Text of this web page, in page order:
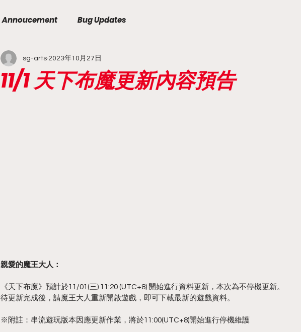
Annoucement Bug Updates
11/1 天下布魔更新內容預告
sg-arts 2023年10月27日
親愛的魔王大人：
《天下布魔》預計於11/01(三) 11:20 (UTC+8) 開始進行資料更新，本次為不停機更新。
待更新完成後，請魔王大人重新開啟遊戲，即可下載最新的遊戲資料。
※附註：串流遊玩版本因應更新作業，將於11:00(UTC+8)開始進行停機維護